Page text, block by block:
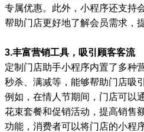
专属优惠。此外，小程序还支持
帮助门店更好地了解会员需求，
3.丰富营销工具，吸引顾客客流
定制门店助手小程序内置了多种
秒杀、满减等，能够帮助门店吸
例如，在情人节期间，门店可以
花束套餐和促销活动，提高销售
功能，消费者可以将门店的小程